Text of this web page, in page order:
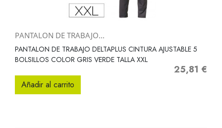
PANTALON DE TRABAJO...
PANTALON DE TRABAJO DELTAPLUS CINTURA AJUSTABLE 5
BOLSILLOS COLOR GRIS VERDE TALLA XXL
Precio
25,81 €
Añadir al carrito